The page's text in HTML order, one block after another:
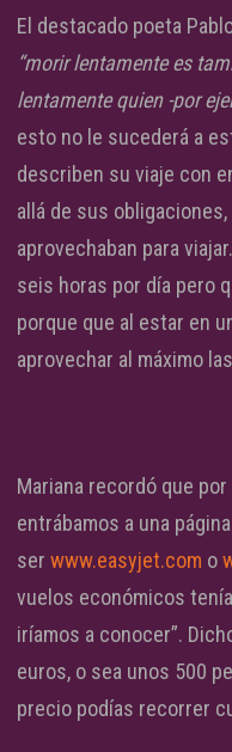
El destacado poeta
“morir lentamente es
lentamente quien -por
esto no le sucederá a
describen su viaje con
allá de sus
aprovechaban para
seis horas por día pero
porque que al estar en
aprovechar al máximo
Mariana recordó que
entrábamos a una
ser www.easyjet.com o
vuelos económicos
iríamos a conocer”.
euros, o sea unos 500
precio podías recorrer